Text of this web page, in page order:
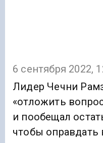
6 сентября 2022,
Лидер Чечни
«отложить
и пообещал
чтобы оправдать